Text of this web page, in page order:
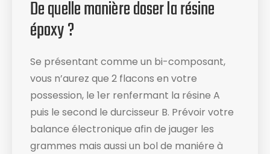
De quelle manière doser la résine
époxy ?
Se présentant comme un bi-composant,
vous n’aurez que 2 flacons en votre
possession, le 1er renfermant la résine A
puis le second le durcisseur B. Prévoir votre
balance électronique afin de jauger les
grammes mais aussi un bol de maniére à